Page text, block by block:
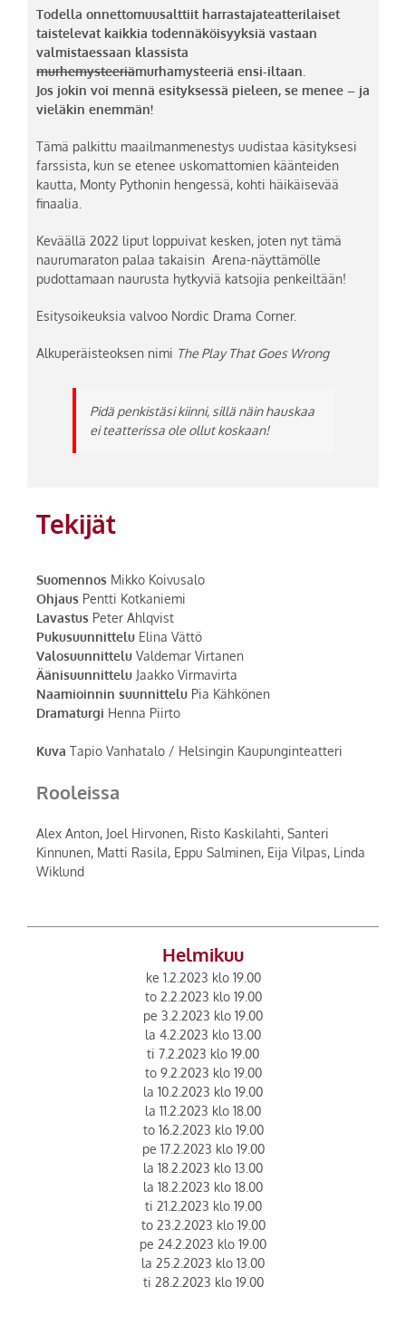
Todella onnettomuusalttiit harrastajateatterilaiset
taistelevat kaikkia todennäköisyyksiä vastaan
valmistaessaan klassista
murhemysteeriämurhamysteeriä ensi-iltaan.
Jos jokin voi mennä esityksessä pieleen, se menee – ja
vieläkin enemmän!
Tämä palkittu maailmanmenestys uudistaa käsityksesi
farssista, kun se etenee uskomattomien käänteiden
kautta, Monty Pythonin hengessä, kohti häikäisevää
finaalia.
Keväällä 2022 liput loppuivat kesken, joten nyt tämä
naurumaraton palaa takaisin Arena-näyttämölle
pudottamaan naurusta hytkyviä katsojia penkeiltään!
Esitysoikeuksia valvoo Nordic Drama Corner.
Alkuperäisteoksen nimi The Play That Goes Wrong
Pidä penkistäsi kiinni, sillä näin hauskaa
ei teatterissa ole ollut koskaan!
Tekijät
Suomennos Mikko Koivusalo
Ohjaus Pentti Kotkaniemi
Lavastus Peter Ahlqvist
Pukusuunnittelu Elina Vättö
Valosuunnittelu Valdemar Virtanen
Äänisuunnittelu Jaakko Virmavirta
Naamioinnin suunnittelu Pia Kähkönen
Dramaturgi Henna Piirto
Kuva Tapio Vanhatalo / Helsingin Kaupunginteatteri
Rooleissa
Alex Anton, Joel Hirvonen, Risto Kaskilahti, Santeri
Kinnunen, Matti Rasila, Eppu Salminen, Eija Vilpas, Linda
Wiklund
Helmikuu
ke 1.2.2023 klo 19.00
to 2.2.2023 klo 19.00
pe 3.2.2023 klo 19.00
la 4.2.2023 klo 13.00
ti 7.2.2023 klo 19.00
to 9.2.2023 klo 19.00
la 10.2.2023 klo 19.00
la 11.2.2023 klo 18.00
to 16.2.2023 klo 19.00
pe 17.2.2023 klo 19.00
la 18.2.2023 klo 13.00
la 18.2.2023 klo 18.00
ti 21.2.2023 klo 19.00
to 23.2.2023 klo 19.00
pe 24.2.2023 klo 19.00
la 25.2.2023 klo 13.00
ti 28.2.2023 klo 19.00